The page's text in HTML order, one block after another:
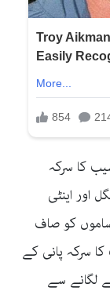
کا سرکہ
اور اینٹی
کو صاف
سرکہ پانی کے
لگانے سے